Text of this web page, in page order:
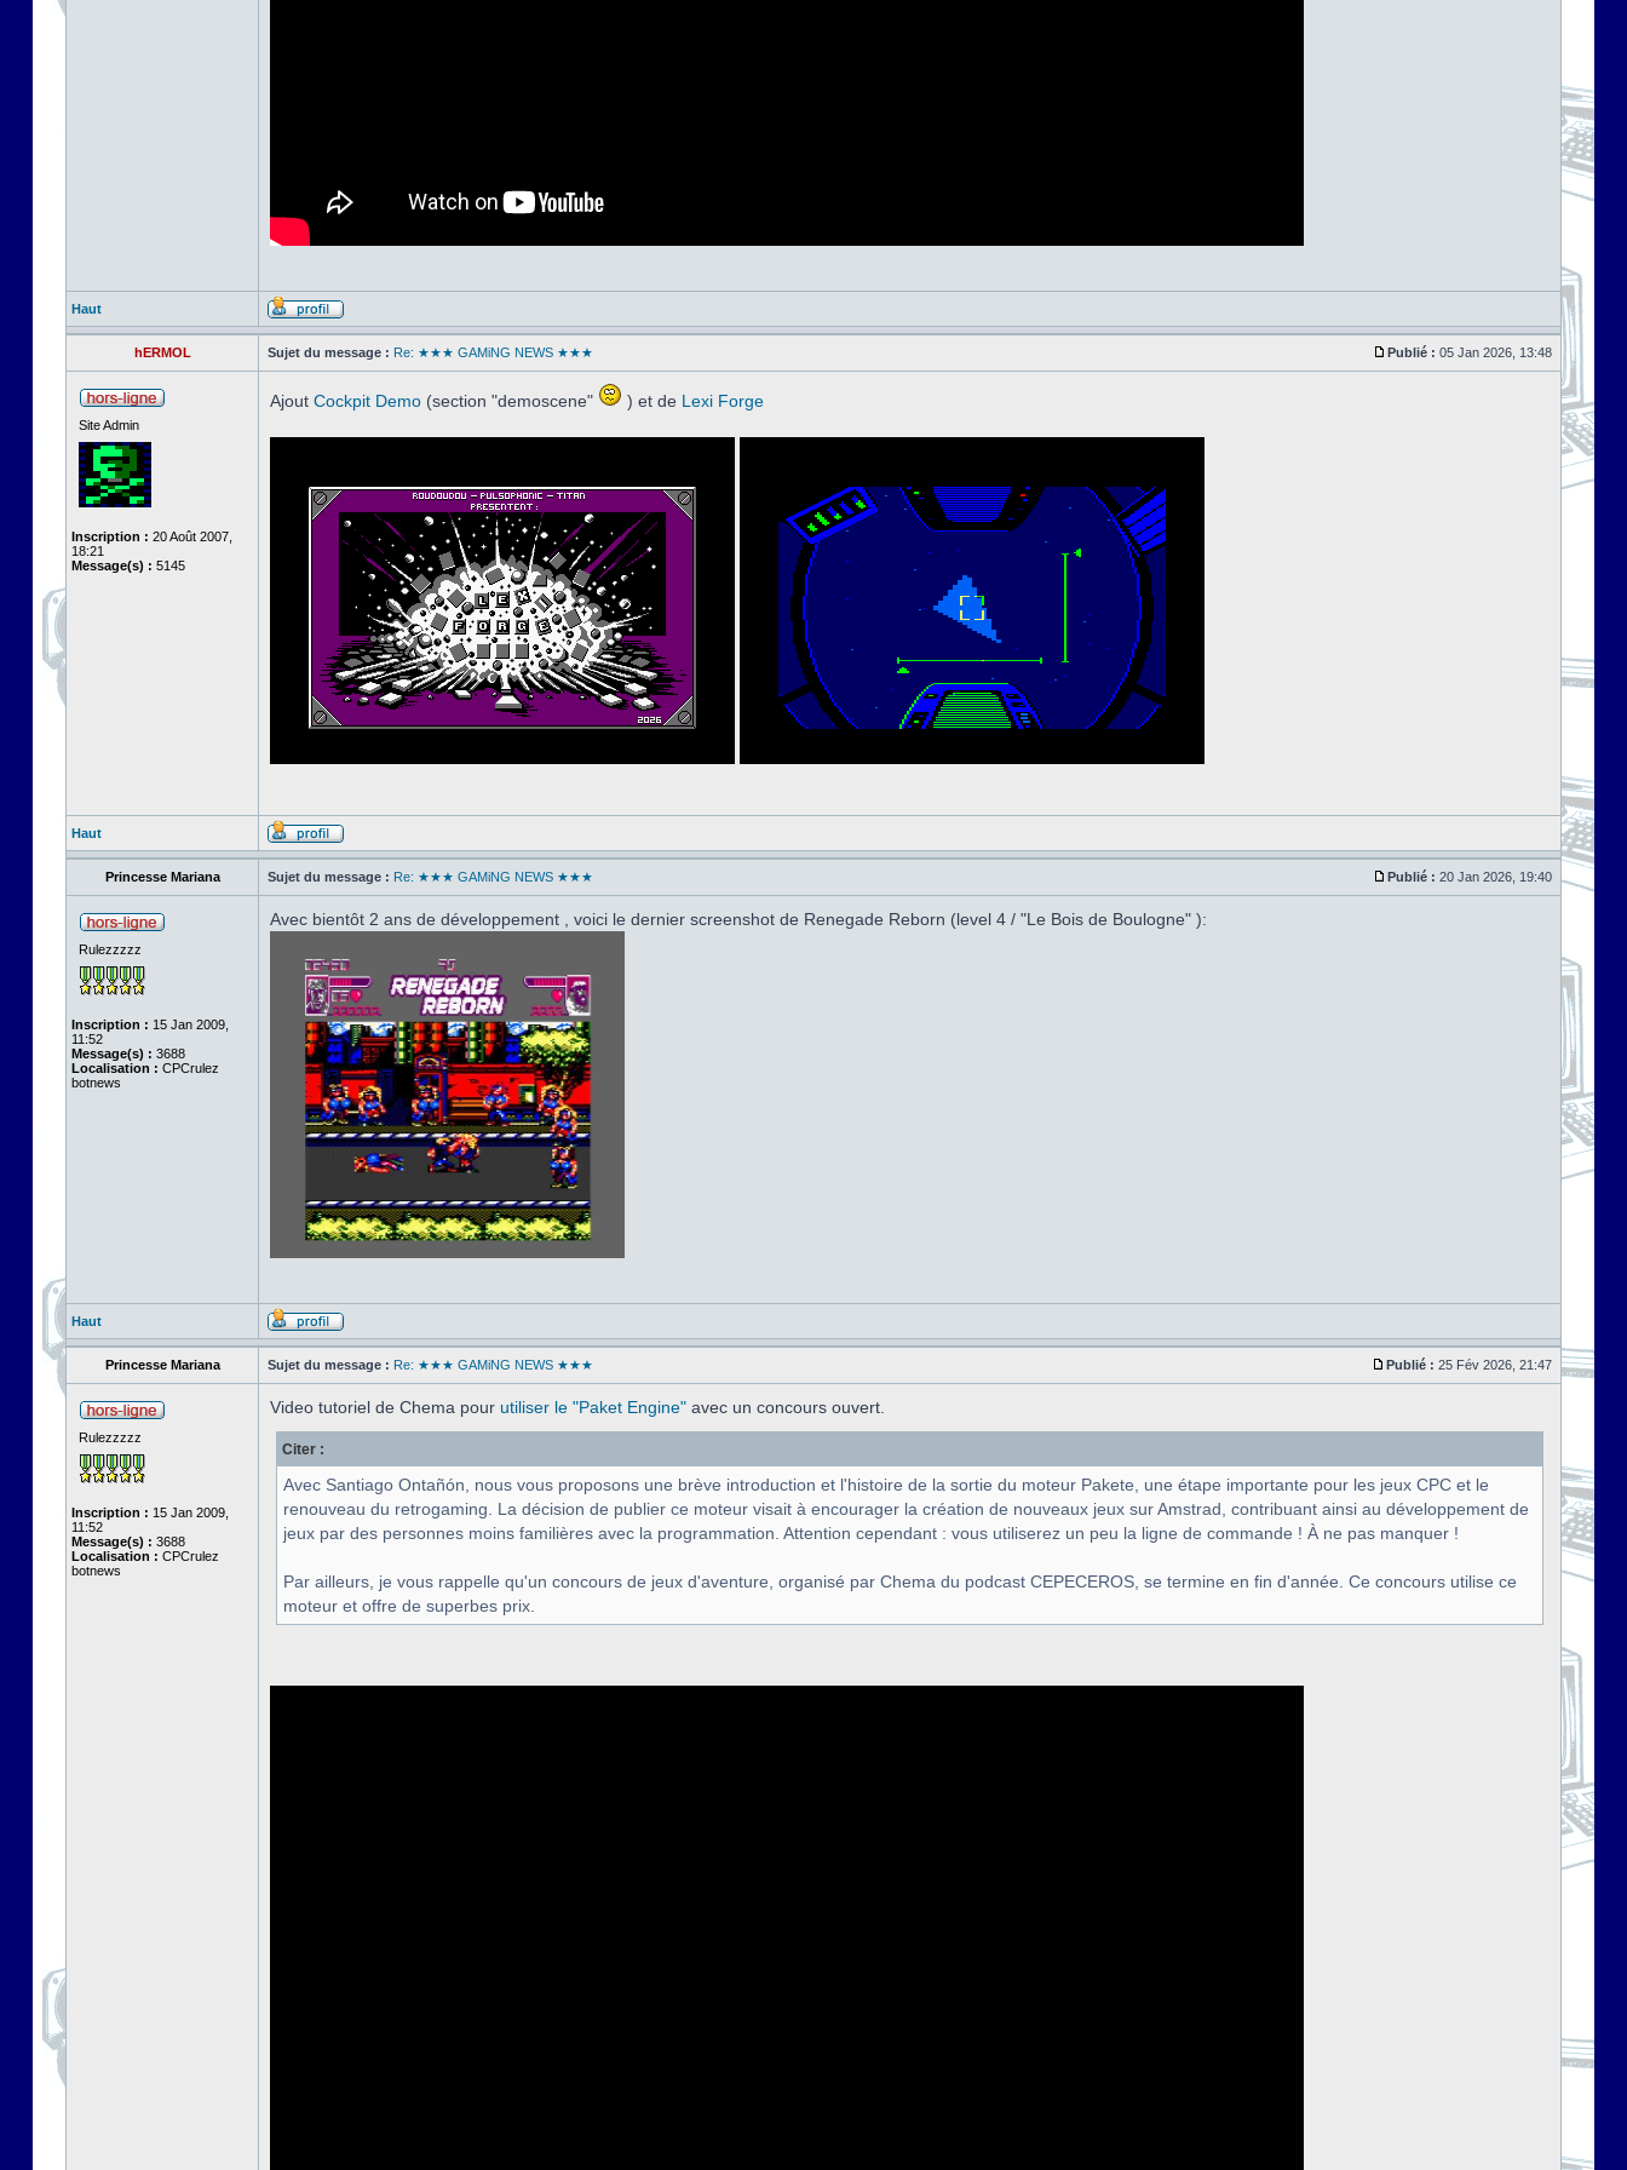
Haut
hERMOL Sujet du message : Re: ★★★ GAMiNG NEWS ★★★ Publié : 05 Jan 2026, 13:48
Site Admin
Inscription : 20 Août 2007,
18:21
Message(s) : 5145
Ajout Cockpit Demo (section "demoscene" ) et de Lexi Forge
Haut
Princesse Mariana Sujet du message : Re: ★★★ GAMiNG NEWS ★★★ Publié : 20 Jan 2026, 19:40
Rulezzzzz
Inscription : 15 Jan 2009,
11:52
Message(s) : 3688
Localisation : CPCrulez
botnews
Avec bientôt 2 ans de développement , voici le dernier screenshot de Renegade Reborn (level 4 / "Le Bois de Boulogne" ):
Haut
Princesse Mariana Sujet du message : Re: ★★★ GAMiNG NEWS ★★★ Publié : 25 Fév 2026, 21:47
Rulezzzzz
Inscription : 15 Jan 2009,
11:52
Message(s) : 3688
Localisation : CPCrulez
botnews
Video tutoriel de Chema pour utiliser le "Paket Engine" avec un concours ouvert.
Citer :
Avec Santiago Ontañón, nous vous proposons une brève introduction et l'histoire de la sortie du moteur Pakete, une étape importante pour les jeux CPC et le
renouveau du retrogaming. La décision de publier ce moteur visait à encourager la création de nouveaux jeux sur Amstrad, contribuant ainsi au développement de
jeux par des personnes moins familières avec la programmation. Attention cependant : vous utiliserez un peu la ligne de commande ! À ne pas manquer !
Par ailleurs, je vous rappelle qu'un concours de jeux d'aventure, organisé par Chema du podcast CEPECEROS, se termine en fin d'année. Ce concours utilise ce
moteur et offre de superbes prix.